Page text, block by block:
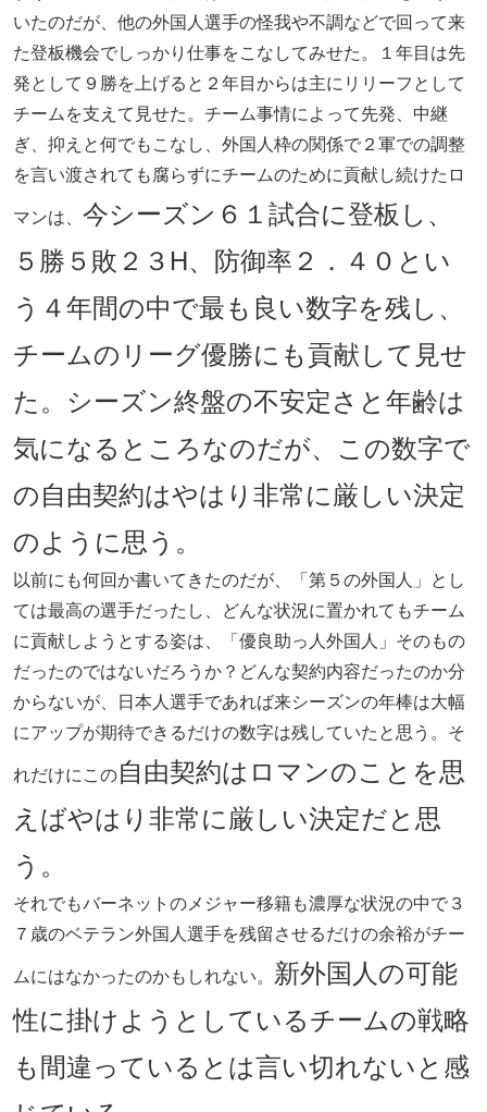
いたのだが、他の外国人選手の怪我や不調などで回って来
た登板機会でしっかり仕事をこなしてみせた。１年目は先
発として９勝を上げると２年目からは主にリリーフとして
チームを支えて見せた。チーム事情によって先発、中継
ぎ、抑えと何でもこなし、外国人枠の関係で２軍での調整
を言い渡されても腐らずにチームのために貢献し続けたロ
マンは、 今シーズン６１試合に登板し、
５勝５敗２３H、防御率２．４０とい
う４年間の中で最も良い数字を残し、
チームのリーグ優勝にも貢献して見せ
た。シーズン終盤の不安定さと年齢は
気になるところなのだが、この数字で
の自由契約はやはり非常に厳しい決定
のように思う。
以前にも何回か書いてきたのだが、「第５の外国人」とし
ては最高の選手だったし、どんな状況に置かれてもチーム
に貢献しようとする姿は、「優良助っ人外国人」そのもの
だったのではないだろうか？どんな契約内容だったのか分
からないが、日本人選手であれば来シーズンの年棒は大幅
にアップが期待できるだけの数字は残していたと思う。そ
れだけにこの自由契約はロマンのことを思
えばやはり非常に厳しい決定だと思
う。
それでもバーネットのメジャー移籍も濃厚な状況の中で３
７歳のベテラン外国人選手を残留させるだけの余裕がチー
ムにはなかったのかもしれない。 新外国人の可能
性に掛けようとしているチームの戦略
も間違っているとは言い切れないと感